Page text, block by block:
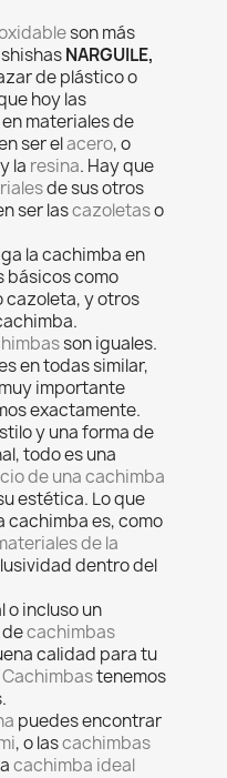
son más
NARGUILE,
de plástico o
hoy las
materiales de
ser elacero, o
y la resina. Hay que
de sus otros
ser lascazoletaso
la cachimba en
básicos como
cazoleta, y otros
son iguales.
en todas similar,
importante
exactamente.
y una forma de
todo es una
de una cachimba
estética. Lo que
cachimba es, como
de la
dentro del
o incluso un
cachimbas
calidad para tu
tenemos
puedes encontrar
, o lascachimbas
cachimba ideal